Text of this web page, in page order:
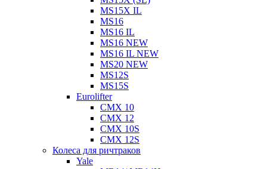
MS15X IL
MS16
MS16 IL
MS16 NEW
MS16 IL NEW
MS20 NEW
MS12S
MS15S
Eurolifter
CMX 10
CMX 12
CMX 10S
CMX 12S
Колеса для ричтраков
Yale